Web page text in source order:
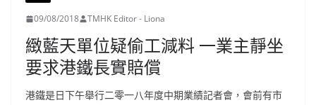
09/08/2018 TMHK Editor - Liona
緻藍天單位疑偷工減料 一業主靜坐
要求港鐵長實賠償
港鐵是日下午舉行二零一八年度中期業績記者會，會前有市